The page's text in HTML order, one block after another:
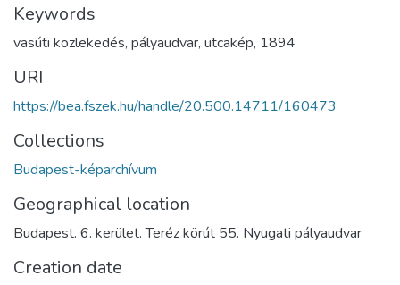
Keywords
vasúti közlekedés, pályaudvar, utcakép, 1894
URI
https://bea.fszek.hu/handle/20.500.14711/160473
Collections
Budapest-képarchívum
Geographical location
Budapest. 6. kerület. Teréz körút 55. Nyugati pályaudvar
Creation date